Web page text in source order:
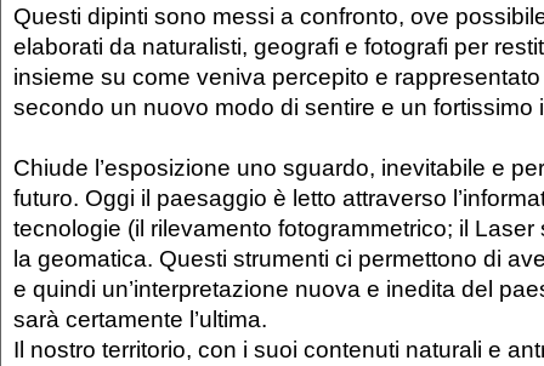
Questi dipinti sono messi a confronto, ove
elaborati da naturalisti, geografi e fotografi per
insieme su come veniva percepito e
secondo un nuovo modo di sentire e un fortissimo
Chiude l’esposizione uno sguardo, inevitabile e
futuro. Oggi il paesaggio è letto attraverso
tecnologie (il rilevamento fotogrammetrico; il Laser
la geomatica. Questi strumenti ci permettono di
e quindi un’interpretazione nuova e inedita del
sarà certamente l’ultima.
Il nostro territorio, con i suoi contenuti naturali e